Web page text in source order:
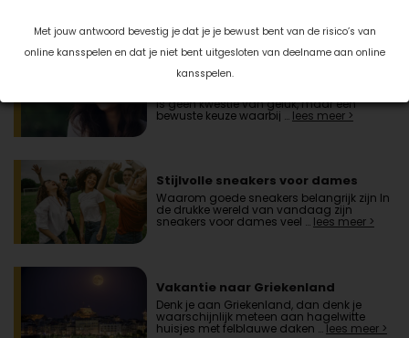
Met jouw antwoord bevestig je dat je je bewust bent van de risico’s van
online kansspelen en dat je niet bent uitgesloten van deelname aan online
kansspelen.
Ook interessant voor jou
De Kracht van Binnenuit
is geen kwestie van geluk, maar een
bewuste keuze waarbij … lees meer >
Stijlvolle sneakers voor dames
Waarom goede sneakers belangrijk zijn In
de drukke wereld van vandaag zijn
sneakers voor dames veel … lees meer >
Vakantie naar Griekenland
Denk je aan Griekenland, dan denk je
waarschijnlijk meteen aan hagelwitte
huisjes met felblauwe daken …lees meer >